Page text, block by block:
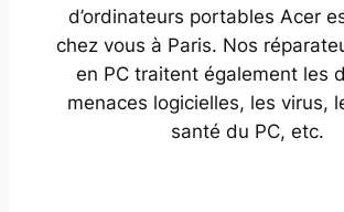
d’ordinateurs portables Acer
chez vous à Paris. Nos
en PC traitent également les
menaces logicielles, les virus,
santé du PC, etc.